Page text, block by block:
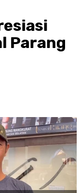
Parang